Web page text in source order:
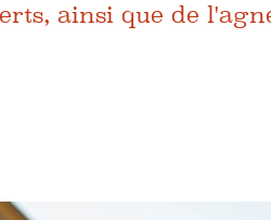
ainsi que de